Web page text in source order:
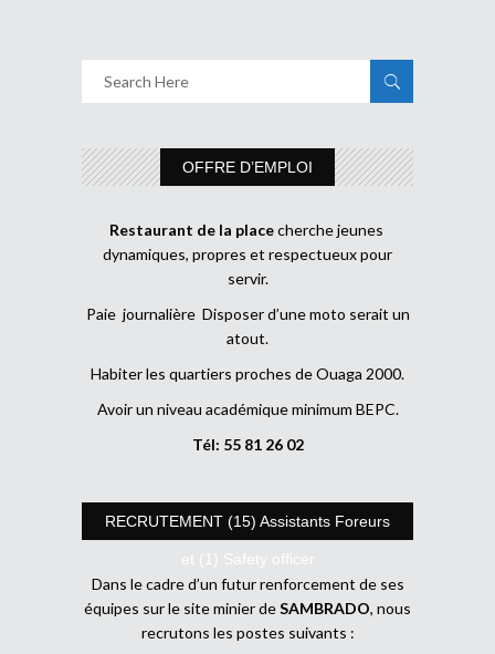
OFFRE D’EMPLOI
Restaurant de la placecherche jeunes
dynamiques, propres et respectueux pour
servir.
Paie journalière Disposer d’une moto serait un
atout.
Habiter les quartiers proches de Ouaga 2000.
Avoir un niveau académique minimum BEPC.
Tél: 55 81 26 02
RECRUTEMENT (15) Assistants Foreurs
et (1) Safety officer
Dans le cadre d’un futur renforcement de ses
équipes sur le site minier deSAMBRADO, nous
recrutons les postes suivants :